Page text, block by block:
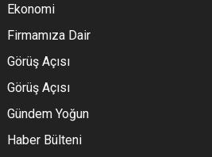
Ekonomi
Firmamıza Dair
Görüş Açısı
Görüş Açısı
Gündem Yoğun
Haber Bülteni